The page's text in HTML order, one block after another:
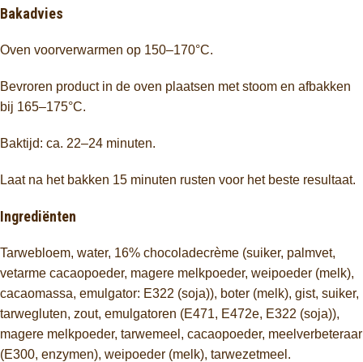
Bakadvies
Oven voorverwarmen op 150–170°C.
Bevroren product in de oven plaatsen met stoom en afbakken
bij 165–175°C.
Baktijd: ca. 22–24 minuten.
Laat na het bakken 15 minuten rusten voor het beste resultaat.
Ingrediënten
Tarwebloem, water, 16% chocoladecrème (suiker, palmvet,
vetarme cacaopoeder, magere melkpoeder, weipoeder (melk),
cacaomassa, emulgator: E322 (soja)), boter (melk), gist, suiker,
tarwegluten, zout, emulgatoren (E471, E472e, E322 (soja)),
magere melkpoeder, tarwemeel, cacaopoeder, meelverbeteraar
(E300, enzymen), weipoeder (melk), tarwezetmeel.